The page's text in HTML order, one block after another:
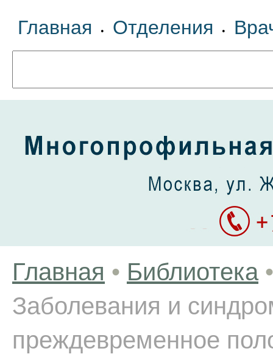
Главная • Отделения •
Главная • Библиотека •
Заболевания и
преждевременное